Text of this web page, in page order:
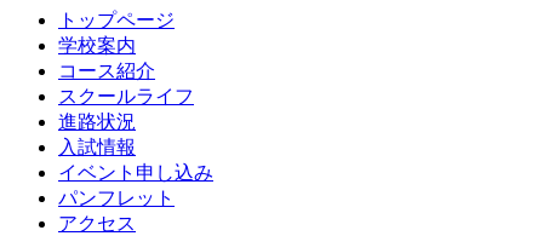
トップページ
学校案内
コース紹介
スクールライフ
進路状況
入試情報
イベント申し込み
パンフレット
アクセス